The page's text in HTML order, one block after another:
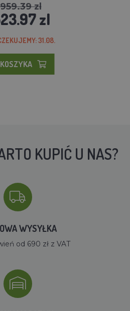
zl
zl
31.08.
KUPIĆ U NAS?
WYSYŁKA
od 690 zł z VAT